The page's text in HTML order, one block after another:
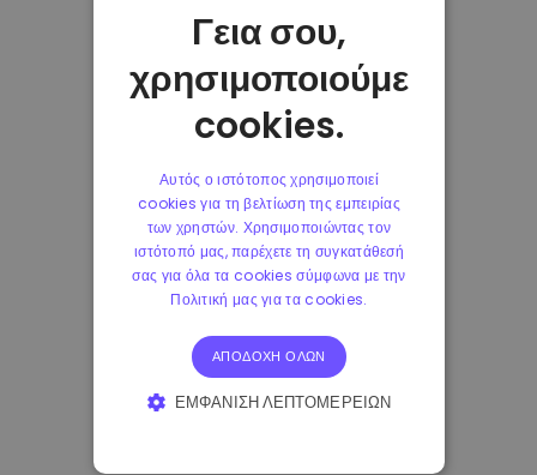
Γεια σου,
χρησιμοποιούμε
cookies.
Αυτός ο ιστότοπος χρησιμοποιεί
cookies για τη βελτίωση της εμπειρίας
των χρηστών. Χρησιμοποιώντας τον
ιστότοπό μας, παρέχετε τη συγκατάθεσή
σας για όλα τα cookies σύμφωνα με την
Πολιτική μας για τα cookies.
ΑΠΟΔΟΧΉ ΌΛΩΝ
ΕΜΦΆΝΙΣΗ ΛΕΠΤΟΜΕΡΕΙΏΝ